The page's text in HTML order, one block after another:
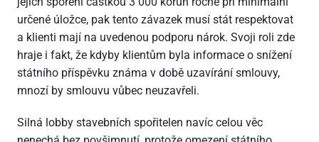
určené úložce, pak tento závazek musí stát respektovat
a klienti mají na uvedenou podporu nárok. Svoji roli zde
hraje i fakt, že kdyby klientům byla informace o snížení
státního příspěvku známa v době uzavírání smlouvy,
mnozí by smlouvu vůbec neuzavřeli.
Silná lobby stavebních spořitelen navíc celou věc